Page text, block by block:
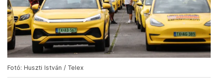
Fotó: Huszti István / Telex